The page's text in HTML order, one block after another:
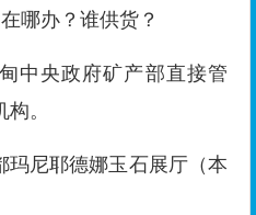
哪办？谁供货？
中央政府矿产部直接管
。
玛尼耶德娜玉石展厅（本